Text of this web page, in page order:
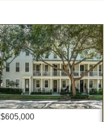
$605,000